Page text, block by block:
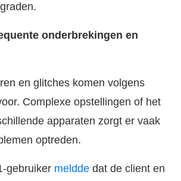
onderbrekingen en
en glitches komen volgens
Complexe opstellingen of het
apparaten zorgt er vaak
optreden.
gebruiker meldde dat de client en